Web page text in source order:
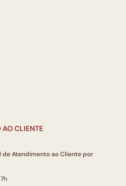
AO CLIENTE
de Atendimento ao Cliente por